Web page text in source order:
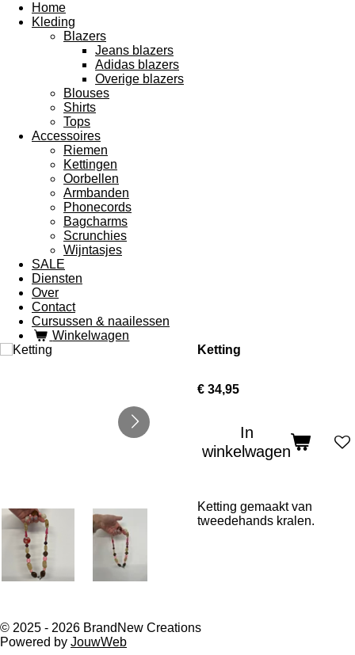
Home
Kleding
Blazers
Jeans blazers
Adidas blazers
Overige blazers
Blouses
Shirts
Tops
Accessoires
Riemen
Kettingen
Oorbellen
Armbanden
Phonecords
Bagcharms
Scrunchies
Wijntasjes
SALE
Diensten
Over
Contact
Cursussen & naailessen
Winkelwagen
Ketting
€ 34,95
In
winkelwagen
Ketting gemaakt van
tweedehands kralen.
© 2025 - 2026 BrandNew Creations
Powered by JouwWeb